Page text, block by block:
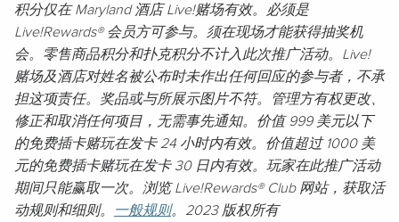
积分仅在 Maryland 酒店 Live!赌场有效。必须是
Live!Rewards® 会员方可参与。须在现场才能获得抽奖机
会。零售商品积分和扑克积分不计入此次推广活动。Live!
赌场及酒店对姓名被公布时未作出任何回应的参与者，不承
担这项责任。奖品或与所展示图片不符。管理方有权更改、
修正和取消任何项目，无需事先通知。价值 999 美元以下
的免费插卡赌玩在发卡 24 小时内有效。价值超过 1000 美
元的免费插卡赌玩在发卡 30 日内有效。玩家在此推广活动
期间只能赢取一次。浏览 Live!Rewards® Club 网站，获取活
动规则和细则。 一般规则。2023 版权所有